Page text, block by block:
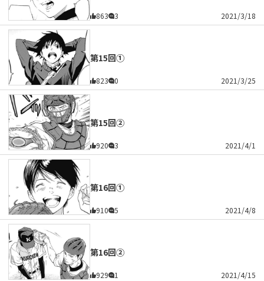
863 3 2021/3/18
第15回①
823 0 2021/3/25
第15回②
920 3 2021/4/1
第16回①
910 5 2021/4/8
第16回②
929 1 2021/4/15